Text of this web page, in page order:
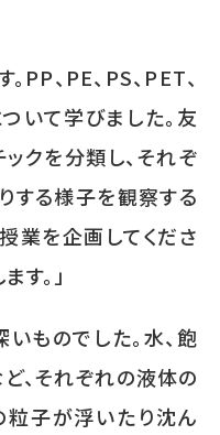
PP、 PE、 PS、 PET、
いて学びました。友
クを分類し、それぞ
する様子を観察する
業を企画してくださ
す。」
ものでした。水、飽
、それぞれの液体の
粒子が浮いたり沈ん